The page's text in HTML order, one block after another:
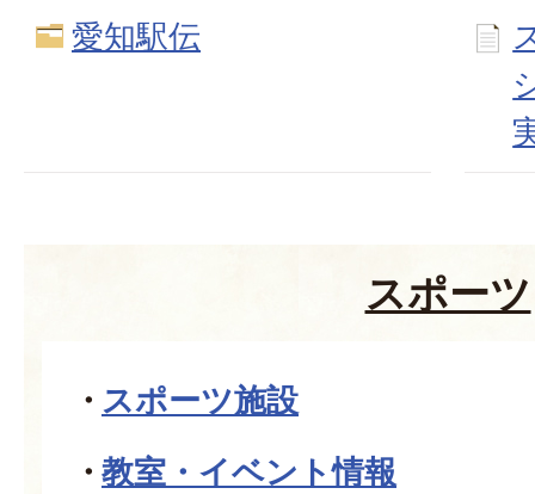
愛知駅伝
スポーツ
スポーツ施設
教室・イベント情報